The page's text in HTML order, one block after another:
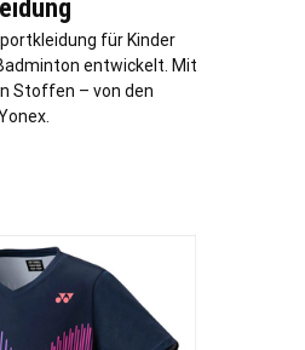
für Kinder
entwickelt. Mit
Stoffen – von den